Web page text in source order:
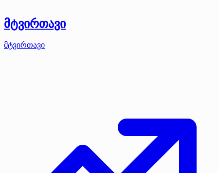
მტვირთავი
მტვირთავი